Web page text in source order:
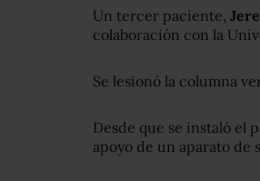
Un tercer paciente,
colaboración con la
Se lesionó la columna
Desde que se instaló el
apoyo de un aparato de